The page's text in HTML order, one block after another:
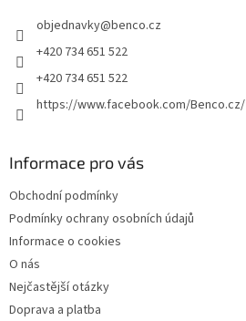
objednavky@benco.cz
+420 734 651 522
+420 734 651 522
https://www.facebook.com/Benco.cz/
Informace pro vás
Obchodní podmínky
Podmínky ochrany osobních údajů
Informace o cookies
O nás
Nejčastější otázky
Doprava a platba